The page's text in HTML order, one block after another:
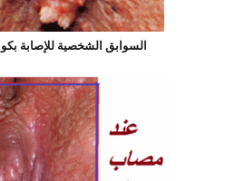
السوابق الشخصية للإصابة